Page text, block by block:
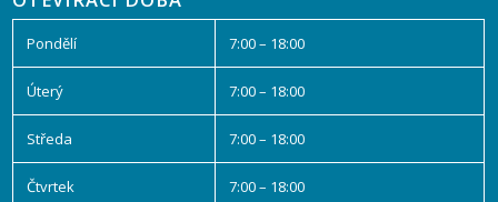
Pondělí 7:00 – 18:00
Úterý 7:00 – 18:00
Středa 7:00 – 18:00
Čtvrtek 7:00 – 18:00